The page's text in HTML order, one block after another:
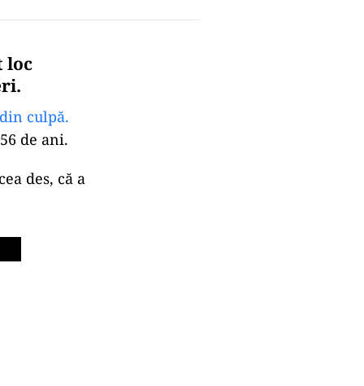
loc
culpă.
de ani.
des, că a